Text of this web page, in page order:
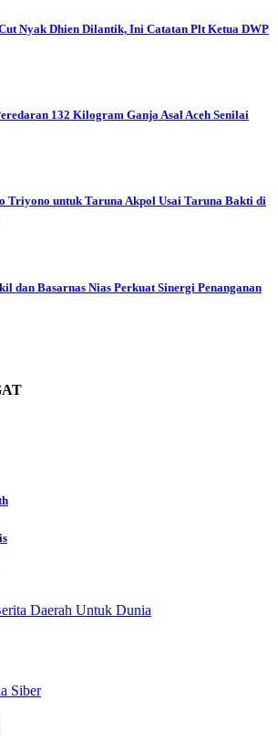
Nyak Dhien Dilantik, Ini Catatan Plt Ketua DWP
132 Kilogram Ganja Asal Aceh Senilai
Triyono untuk Taruna Akpol Usai Taruna Bakti di
dan Basarnas Nias Perkuat Sinergi Penanganan
Siber